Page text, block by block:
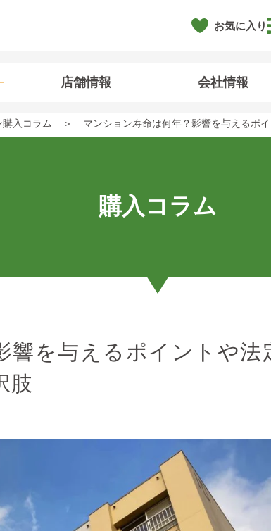
お気に入り
店舗情報 会社情報
入コラム マンション寿命は何年？影響を与えるポ
購入コラム
響を与えるポイントや法
肢